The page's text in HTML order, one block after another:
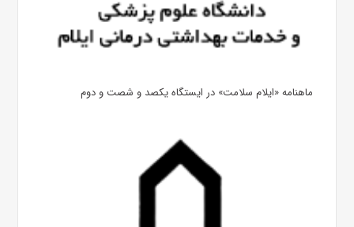
ماهنامه «ایلام سلامت» در ایستگاه یکصد و شصت و دوم